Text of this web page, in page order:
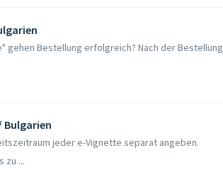
gehen Bestellung erfolgreich? Nach der Bestellung
Bulgarien
jeder e-Vignette separat angeben.
zu ...